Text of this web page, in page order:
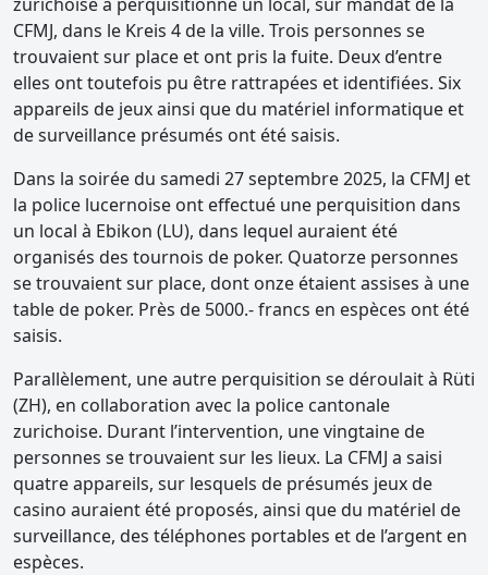
CFMJ, dans le Kreis 4 de la ville. Trois personnes se
trouvaient sur place et ont pris la fuite. Deux d’entre
elles ont toutefois pu être rattrapées et identifiées. Six
appareils de jeux ainsi que du matériel informatique et
de surveillance présumés ont été saisis.
Dans la soirée du samedi 27 septembre 2025, la CFMJ et
la police lucernoise ont effectué une perquisition dans
un local à Ebikon (LU), dans lequel auraient été
organisés des tournois de poker. Quatorze personnes
se trouvaient sur place, dont onze étaient assises à une
table de poker. Près de 5000.- francs en espèces ont été
saisis.
Parallèlement, une autre perquisition se déroulait à Rüti
(ZH), en collaboration avec la police cantonale
zurichoise. Durant l’intervention, une vingtaine de
personnes se trouvaient sur les lieux. La CFMJ a saisi
quatre appareils, sur lesquels de présumés jeux de
casino auraient été proposés, ainsi que du matériel de
surveillance, des téléphones portables et de l’argent en
espèces.